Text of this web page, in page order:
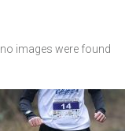
no images were found